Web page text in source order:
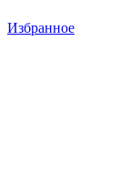
Избранное